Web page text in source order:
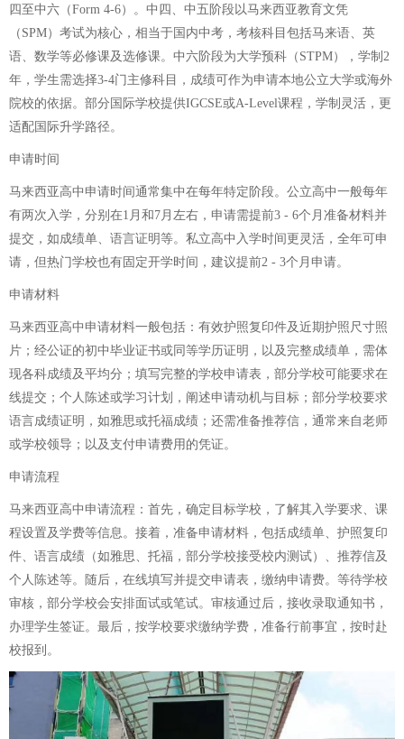
四至中六（Form 4-6）。中四、中五阶段以马来西亚教育文凭
（SPM）考试为核心，相当于国内中考，考核科目包括马来语、英
语、数学等必修课及选修课。中六阶段为大学预科（STPM），学制2
年，学生需选择3-4门主修科目，成绩可作为申请本地公立大学或海外
院校的依据。部分国际学校提供IGCSE或A-Level课程，学制灵活，更
适配国际升学路径。
申请时间
马来西亚高中申请时间通常集中在每年特定阶段。公立高中一般每年
有两次入学，分别在1月和7月左右，申请需提前3 - 6个月准备材料并
提交，如成绩单、语言证明等。私立高中入学时间更灵活，全年可申
请，但热门学校也有固定开学时间，建议提前2 - 3个月申请。
申请材料
马来西亚高中申请材料一般包括：有效护照复印件及近期护照尺寸照
片；经公证的初中毕业证书或同等学历证明，以及完整成绩单，需体
现各科成绩及平均分；填写完整的学校申请表，部分学校可能要求在
线提交；个人陈述或学习计划，阐述申请动机与目标；部分学校要求
语言成绩证明，如雅思或托福成绩；还需准备推荐信，通常来自老师
或学校领导；以及支付申请费用的凭证。
申请流程
马来西亚高中申请流程：首先，确定目标学校，了解其入学要求、课
程设置及学费等信息。接着，准备申请材料，包括成绩单、护照复印
件、语言成绩（如雅思、托福，部分学校接受校内测试）、推荐信及
个人陈述等。随后，在线填写并提交申请表，缴纳申请费。等待学校
审核，部分学校会安排面试或笔试。审核通过后，接收录取通知书，
办理学生签证。最后，按学校要求缴纳学费，准备行前事宜，按时赴
校报到。